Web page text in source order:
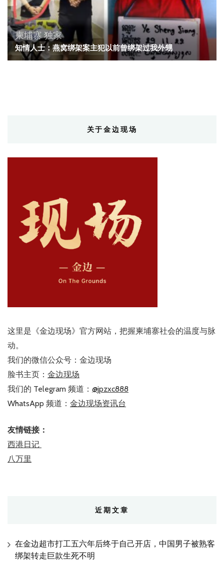
柬埔寨独家
知情人士：燕窝绑架案主犯以前曾绑架过我外甥
关于金边现场
这里是《金边现场》官方网站，把握柬埔寨社会的温度与脉
动。
我们的微信公众号：金边现场
脸书主页： 金边现场
我们的 Telegram 频道： @jpzxc888
WhatsApp 频道： 金边现场资讯台
友情链接：
西港日记
八万里
近期文章
在金边超市打工五六年后终于自己开店，中国男子被熟客
绑架转走巨款生死不明